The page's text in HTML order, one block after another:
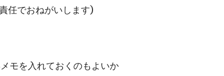
任でおねがいします)
モを入れておくのもよいか